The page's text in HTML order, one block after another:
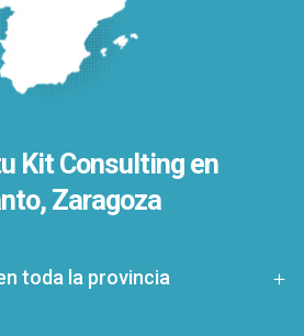
Kit Consulting en
Zaragoza
toda la provincia